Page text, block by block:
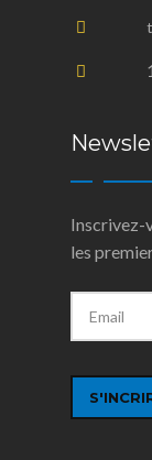
Inscrivez-
les